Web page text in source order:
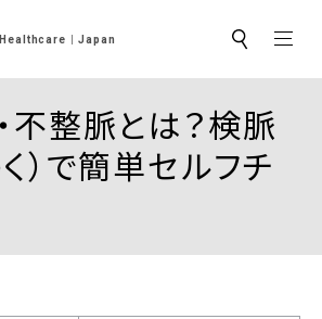
Healthcare Japan サ
ト
検
索
不整脈とは？検脈
）で簡単セルフチ